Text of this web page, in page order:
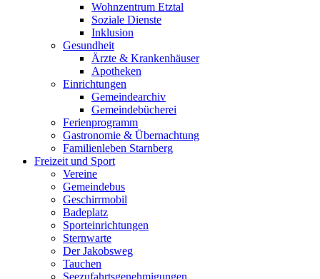
Wohnzentrum Etztal
Soziale Dienste
Inklusion
Gesundheit
Ärzte & Krankenhäuser
Apotheken
Einrichtungen
Gemeindearchiv
Gemeindebücherei
Ferienprogramm
Gastronomie & Übernachtung
Familienleben Starnberg
Freizeit und Sport
Vereine
Gemeindebus
Geschirrmobil
Badeplatz
Sporteinrichtungen
Sternwarte
Der Jakobsweg
Tauchen
Seezufahrtsgenehmigungen